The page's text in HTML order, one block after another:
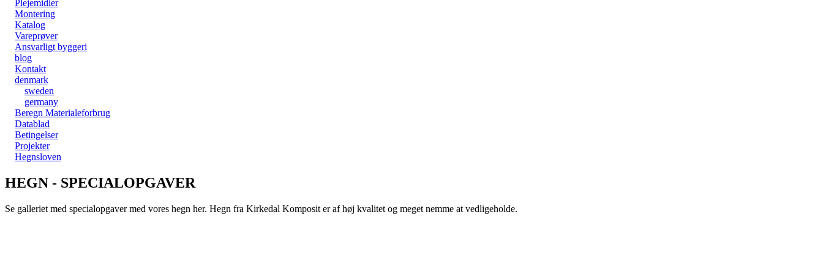
Plejemidler
Montering
Katalog
Vareprøver
Ansvarligt byggeri
blog
Kontakt
denmark
sweden
germany
Beregn Materialeforbrug
Datablad
Betingelser
Projekter
Hegnsloven
HEGN - SPECIALOPGAVER
Se galleriet med specialopgaver med vores hegn her. Hegn fra Kirkedal Komposit er af høj kvalitet og meget nemme at vedligeholde.